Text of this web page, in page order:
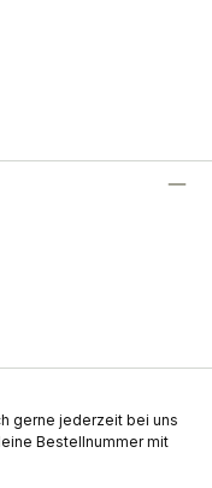
gerne jederzeit bei uns
Bestellnummer mit